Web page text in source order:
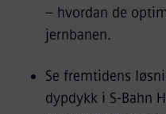
– hvordan de
jernbanen.
Se fremtidens
dypdykk i S-Bahn